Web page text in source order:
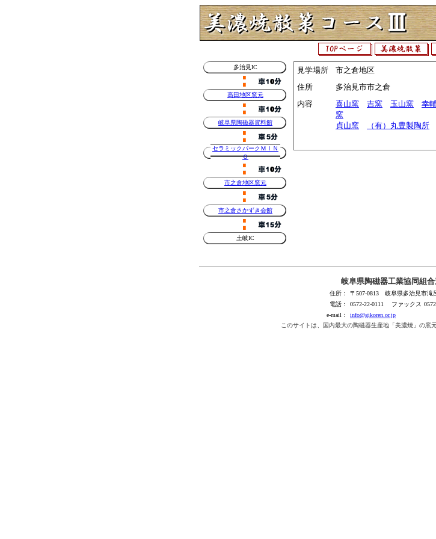
多治見IC
高田地区窯元
岐阜県陶磁器資料館
セラミックパークＭＩＮ
Ｏ
市之倉地区窯元
市之倉さかずき会館
土岐IC
見学場所
市之倉地区
住所
多治見市市之倉
内容
喜山窯 吉窯 玉山窯 幸
窯
貞山窯
（有）丸豊製陶所
岐阜県陶磁器工業協同組
住所：
〒507-0813 岐阜県多治見市滝
電話：
0572-22-0111 ファックス
e-mail：
info@gikoren.or.jp
このサイトは、国内最大の陶磁器生産地「美濃焼」の窯